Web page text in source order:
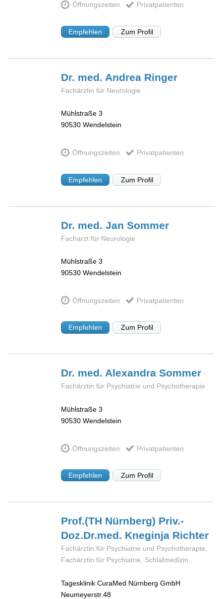
Öffnungszeiten Privatpatienten
Empfehlen Zum Profil
Dr. med. Andrea Ringer
Fachärztin für Neurologie
Mühlstraße 3
90530 Wendelstein
Öffnungszeiten Privatpatienten
Empfehlen Zum Profil
Dr. med. JanSommer
Facharzt für Neurologie
Mühlstraße 3
90530 Wendelstein
Öffnungszeiten Privatpatienten
Empfehlen Zum Profil
Dr. med. AlexandraSommer
Fachärztin für Psychiatrie und Psychotherapie
Mühlstraße 3
90530 Wendelstein
Öffnungszeiten Privatpatienten
Empfehlen Zum Profil
Prof.(TH Nürnberg) Priv.-
Doz.Dr.med. Kneginja Richter
Fachärztin für Psychiatrie und Psychotherapie,
Fachärztin für Psychiatrie, Schlafmedizin
Tagesklinik CuraMed Nürnberg GmbH
Neumeyerstr.48